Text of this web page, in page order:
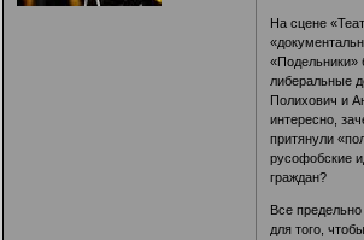
На сцене
«Подельники»
либеральные
Полихович и
интересно,
притянули
русофобские
граждан?
Все
для того,